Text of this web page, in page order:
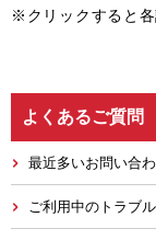
※クリックすると各
よくあるご質問
最近多いお問い合
ご利用中のトラブル